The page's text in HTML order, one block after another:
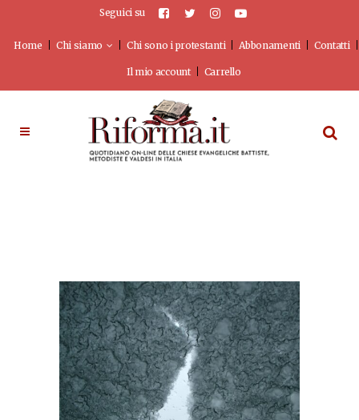
Seguici su
Home Chi siamo Chi sono i protestanti Abbonamenti Contatti
Il mio account Carrello